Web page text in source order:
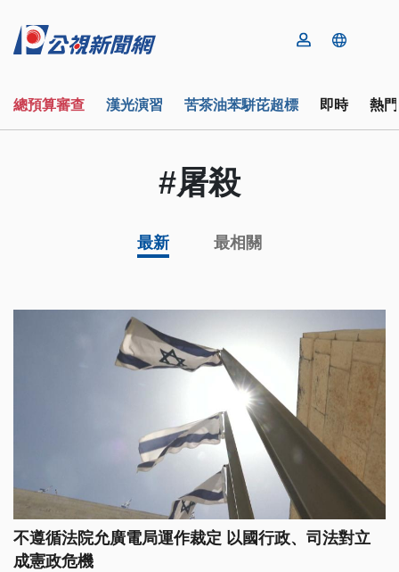
總預算審查 漢光演習 苦茶油苯駢芘超標 即時 熱
#屠殺
最新 最相關
不遵循法院允廣電局運作裁定 以國行政、司法對立
成憲政危機